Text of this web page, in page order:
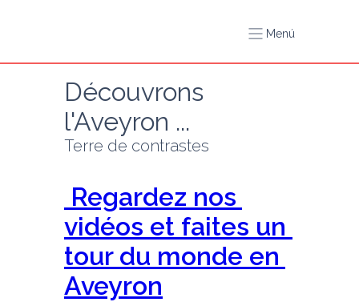
Menú
Découvrons
l'Aveyron ...
Terre de contrastes
Regardez nos
vidéos et faites un
tour du monde en
Aveyron